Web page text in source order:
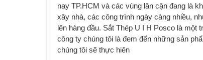
nay TP.HCM và các vùng lân cận đang là
xây nhà, các công trình ngày càng nhiều,
lên hàng đầu. Sắt Thép U I H Posco là
công ty chúng tôi là đem đến những sản
chúng tôi sẽ thực hiên